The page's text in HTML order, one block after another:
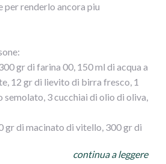
renderlo ancora piu
gr di farina 00, 150 ml di acqua a
12 gr di lievito di birra fresco, 1
semolato, 3 cucchiai di olio di oliva,
gr di macinato di vitello, 300 gr di
di pan grattato, 70 gr di
continua a leggere